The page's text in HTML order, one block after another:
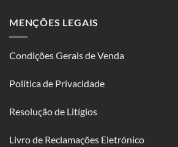
MENÇÕES LEGAIS
Condições Gerais de Venda
Política de Privacidade
Resolução de Litígios
Livro de Reclamações Eletrónico